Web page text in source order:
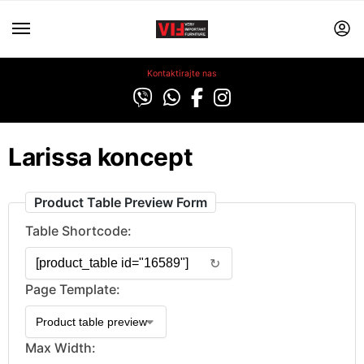
Kontaktirajte nas
Larissa koncept
Product Table Preview Form
Table Shortcode:
↻
Page Template:
Max Width: